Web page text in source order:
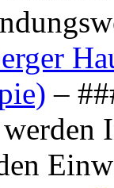
–